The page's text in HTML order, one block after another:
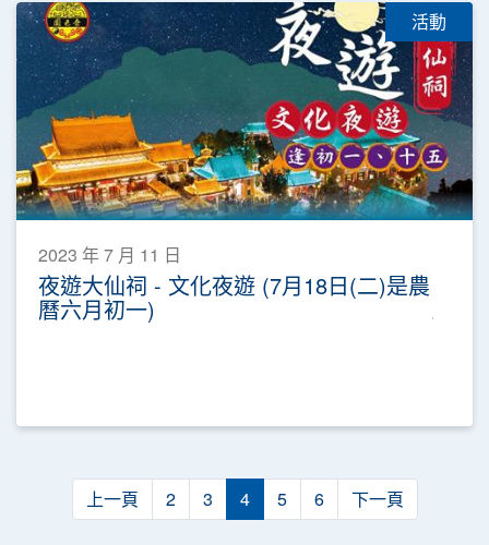
活動
2023 年 7 月 11 日
夜遊大仙祠 - 文化夜遊 (7月18日(二)是農
曆六月初一)
上一頁 2 3 4 5 6 下一頁